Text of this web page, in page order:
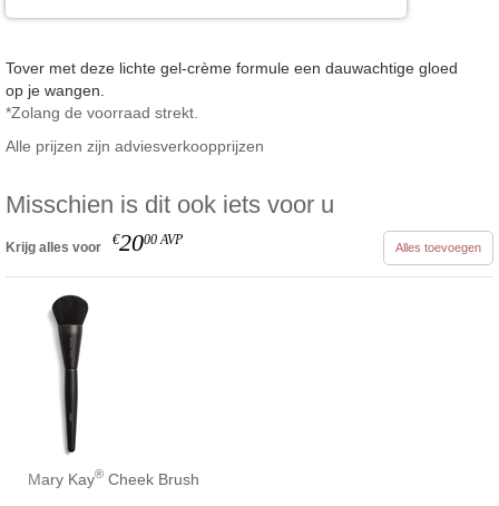
Tover met deze lichte gel-crème formule een dauwachtige gloed
op je wangen.
*Zolang de voorraad strekt.
Alle prijzen zijn adviesverkoopprijzen
Misschien is dit ook iets voor u
Krijg alles voor €2000 AVP Alles toevoegen
Mary Kay® Cheek Brush